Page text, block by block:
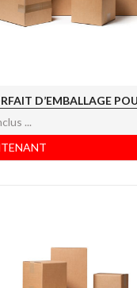
D’EMBALLAGE